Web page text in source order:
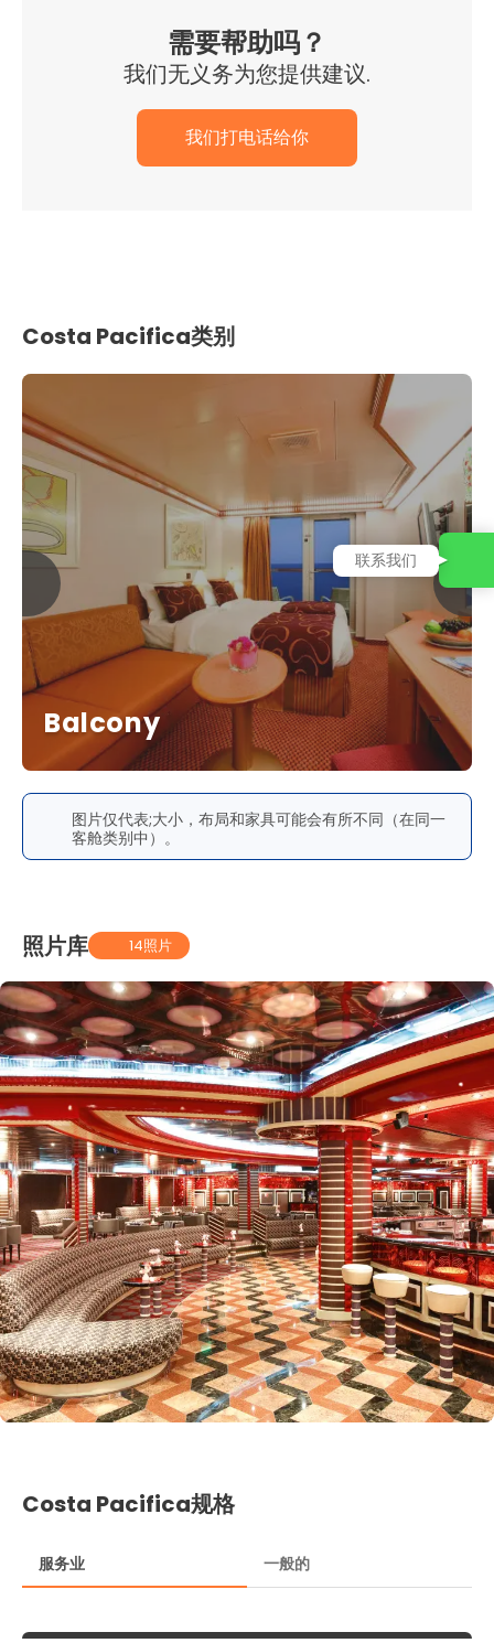
需要帮助吗？
我们无义务为您提供建议.
我们打电话给你
Costa Pacifica类别
Balcony
图片仅代表;大小，布局和家具可能会有所不同（在同一
客舱类别中）。
照片库 14照片
Costa Pacifica规格
服务业 一般的
联系我们